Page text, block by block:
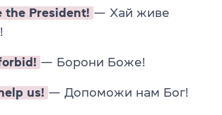
the President! — Хай живе
— Борони Боже!
us! — Допоможи нам Бог!